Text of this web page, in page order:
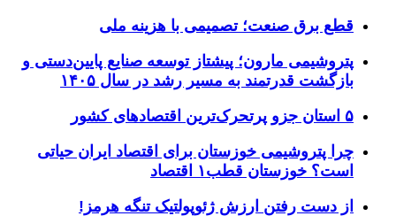
قطع برق صنعت؛ تصمیمی با هزینه ملی
پتروشیمی مارون؛ پیشتاز توسعه صنایع پایین‌دستی و
بازگشت قدرتمند به مسیر رشد در سال ۱۴۰۵
۵ استان جزو پرتحرک‌ترین اقتصاد‌های کشور
چرا پتروشیمی خوزستان برای اقتصاد ایران حیاتی
است؟ خوزستان قطب۱ اقتصاد
از دست رفتن ارزش ژئوپولتیک تنگه هرمز!